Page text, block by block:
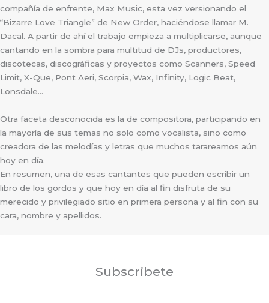
compañía de enfrente, Max Music, esta vez versionando el
“Bizarre Love Triangle” de New Order, haciéndose llamar M.
Dacal. A partir de ahí el trabajo empieza a multiplicarse, aunque
cantando en la sombra para multitud de DJs, productores,
discotecas, discográficas y proyectos como Scanners, Speed
Limit, X-Que, Pont Aeri, Scorpia, Wax, Infinity, Logic Beat,
Lonsdale…
Otra faceta desconocida es la de compositora, participando en
la mayoría de sus temas no solo como vocalista, sino como
creadora de las melodías y letras que muchos tarareamos aún
hoy en día.
En resumen, una de esas cantantes que pueden escribir un
libro de los gordos y que hoy en día al fin disfruta de su
merecido y privilegiado sitio en primera persona y al fin con su
cara, nombre y apellidos.
Subscribete